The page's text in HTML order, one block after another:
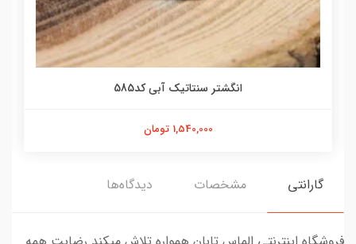
انگشتر سنتاتیک آبی کد585
1,540,000 تومان
گارانتی مشخصات دیدگاه‌ها